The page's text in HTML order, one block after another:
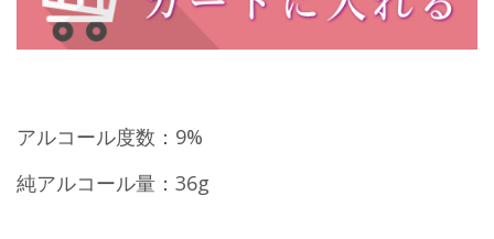
アルコール度数：9%
純アルコール量：36g